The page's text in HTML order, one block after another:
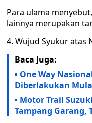
Para ulama
lainnya merupakan
4. Wujud Syukur atas
Baca Juga:
One Way
Diberlakukan
Motor Trail
Tampang Garang,